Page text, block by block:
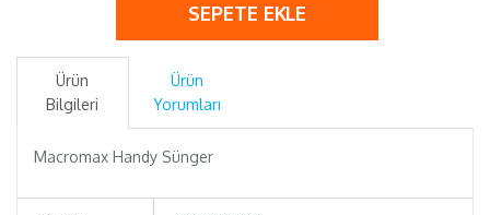
SEPETE EKLE
Ürün
Bilgileri
Ürün
Yorumları
Macromax Handy Sünger